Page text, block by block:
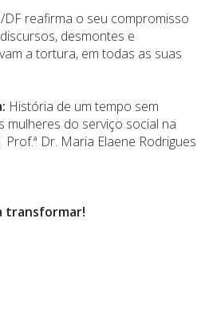
DF reafirma o seu compromisso
desmontes e
a tortura, em todas as suas
História de um tempo sem
mulheres do serviço social na
Dr. Maria Elaene Rodrigues
transformar!